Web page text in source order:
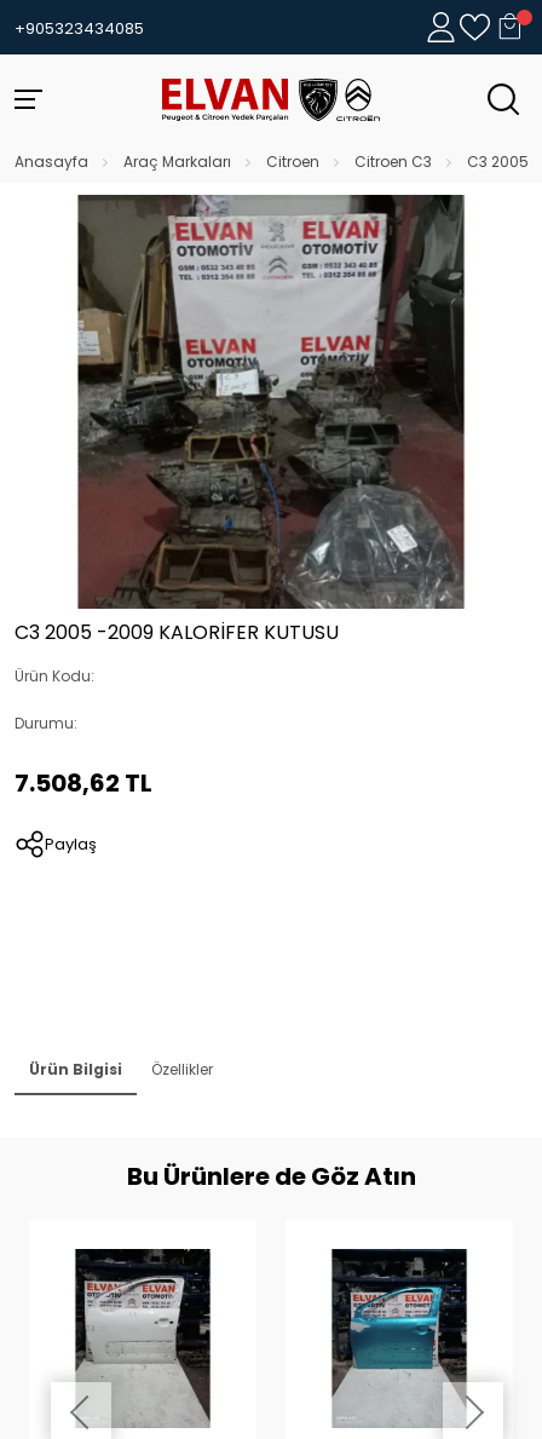
+905323434085
Anasayfa Araç Markaları Citroen Citroen C3 C3 2005 -
C3 2005 -2009 KALORİFER KUTUSU
Ürün Kodu:
Durumu:
7.508,62 TL
Paylaş
Ürün Bilgisi Özellikler
Bu Ürünlere de Göz Atın